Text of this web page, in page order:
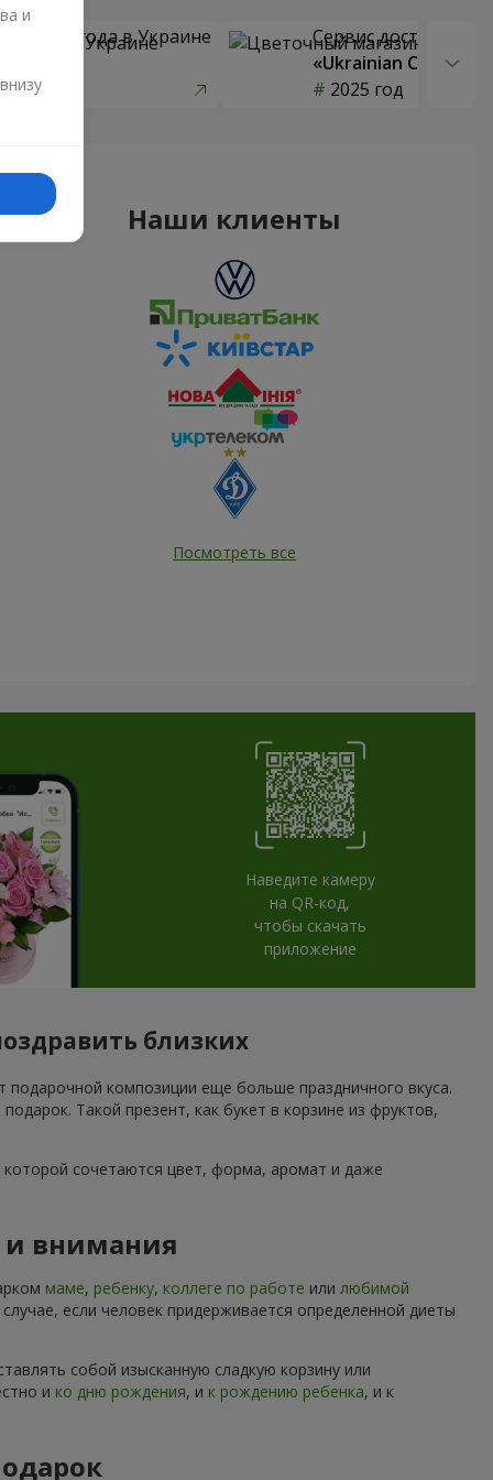
цветов года в Украине
Сервис доставки
«Ukrainian Choice»
2025 год
Наши клиенты
Посмотреть все
Наведите камеру
на QR-код,
чтобы скачать
приложение
близких
композиции еще больше праздничного вкуса.
Такой презент, как букет в корзине из фруктов,
сочетаются цвет, форма, аромат и даже
и внимания
маме, ребенку, коллеге по работе или любимой
если человек придерживается определенной диеты
собой изысканную сладкую корзину или
и ко дню рождения, и к рождению ребенка, и к
и